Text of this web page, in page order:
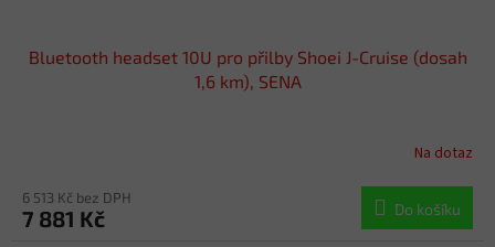
Bluetooth headset 10U pro přilby Shoei J-Cruise (dosah
1,6 km), SENA
Na dotaz
6 513 Kč bez DPH
7 881 Kč Do košíku